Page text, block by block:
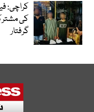
کراچی:
گرفتار